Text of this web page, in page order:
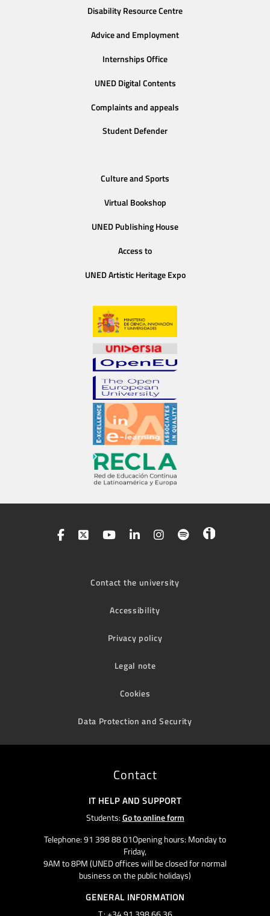
Disability Resource Centre
Advice and Employment
Internships Office
UNED Digital Contents
Complaints and appeals
Student Defender
Culture and Sports
Virtual Bookshop
UNED Publishing House
Access to
UNED Artistic Heritage Expo
Contact the university
Accessibility
Privacy policy
Legal note
Cookies
Data Protection and Security
Contact
IT HELP AND SUPPORT
Students:Go to online form
Telephone: 91 398 88 01Opening hours: Monday to
Friday,
9AM to 8PM (UNED offices will be closed for normal
business on the public holidays)
GENERAL INFORMATION